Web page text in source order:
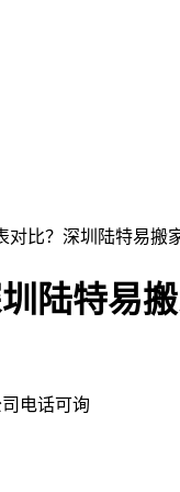
对比？深圳陆特易搬
陆特易
电话可询